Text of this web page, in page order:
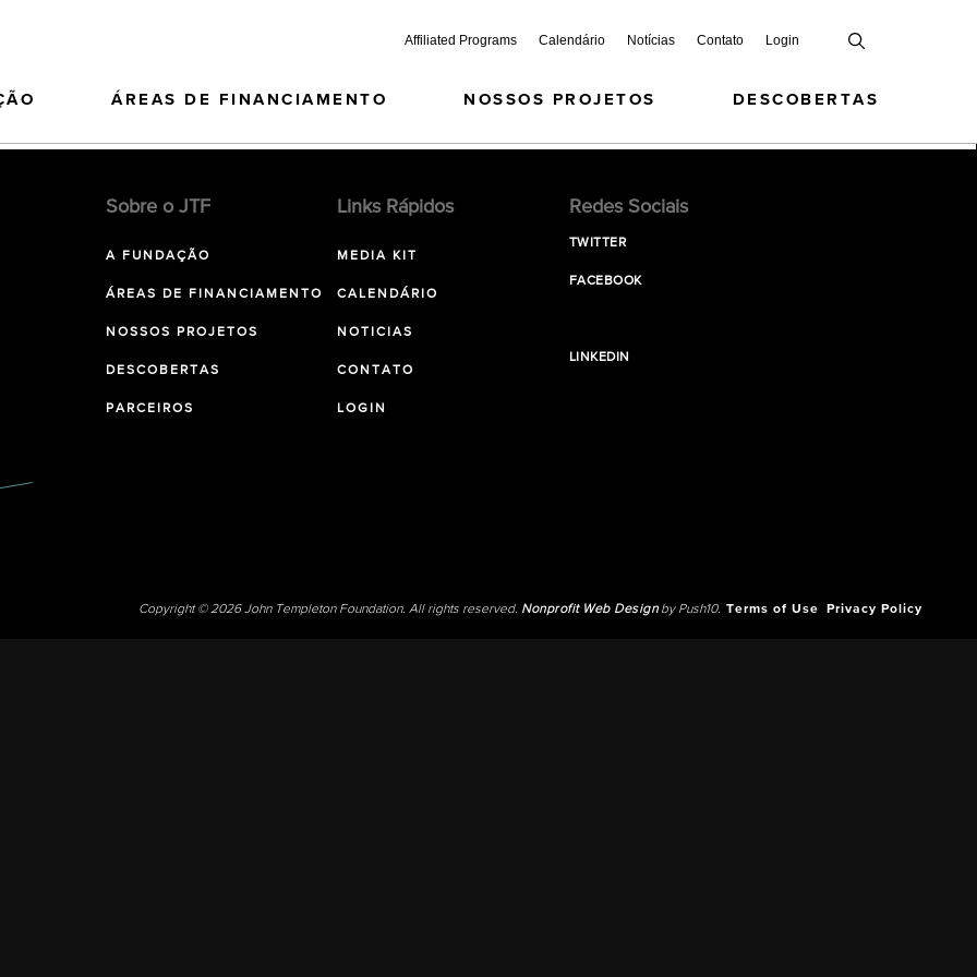
Affiliated Programs Calendário Notícias Contato Login
ÁREAS DE FINANCIAMENTO NOSSOS PROJETOS DESCOBERTAS
Sobre o JTF
A FUNDAÇÃO
ÁREAS DE FINANCIAMENTO
NOSSOS PROJETOS
DESCOBERTAS
PARCEIROS
Links Rápidos
MEDIA KIT
CALENDÁRIO
NOTICIAS
CONTATO
LOGIN
Redes Sociais
TWITTER
FACEBOOK
LINKEDIN
Copyright © 2026 John Templeton Foundation. All rights reserved. Nonprofit Web Designby Push10. Terms of Use Privacy Policy